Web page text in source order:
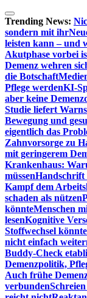
Zum
Inhalt
springen
Trending News:
sondern mit ihr
leisten kann – und
Akutphase vorbei
Demenz wehren
die Botschaft
Pflege werdenKI-
aber keine
Studie liefert
Bewegung und
eigentlich das
Zahnvorsorge zu
mit geringerem
Krankenhaus:
müssenHandschrift
Kampf dem
schaden als nützen
könnteMenschen
lesenKognitive
Stoffwechsel
nicht einfach
Buddy-Check
Demenzpolitik,
Auch frühe
verbunden